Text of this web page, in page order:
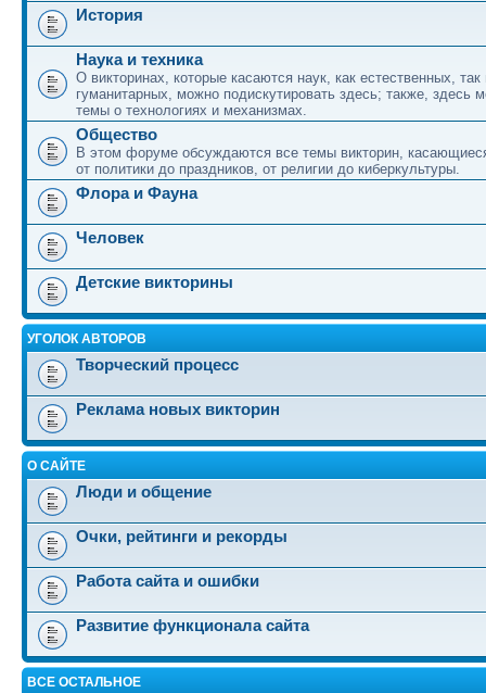
История
Наука и техника
О викторинах, которые касаются наук, как естественных, так
гуманитарных, можно подискутировать здесь; также, здесь
темы о технологиях и механизмах.
Общество
В этом форуме обсуждаются все темы викторин,
от политики до праздников, от религии до киберкультуры.
Флора и Фауна
Человек
Детские викторины
УГОЛОК АВТОРОВ
Творческий процесс
Реклама новых викторин
О САЙТЕ
Люди и общение
Очки, рейтинги и рекорды
Работа сайта и ошибки
Развитие функционала сайта
ВСЕ ОСТАЛЬНОЕ